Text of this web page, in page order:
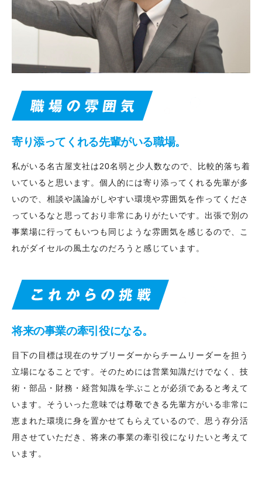
寄り添ってくれる先輩がいる職場。
私がいる名古屋支社は20名弱と少人数なので、比較的落ち着
いていると思います。個人的には寄り添ってくれる先輩が多
いので、相談や議論がしやすい環境や雰囲気を作ってくださ
っているなと思っており非常にありがたいです。出張で別の
事業場に行ってもいつも同じような雰囲気を感じるので、こ
れがダイセルの風土なのだろうと感じています。
将来の事業の牽引役になる。
目下の目標は現在のサブリーダーからチームリーダーを担う
立場になることです。そのためには営業知識だけでなく、技
術・部品・財務・経営知識を学ぶことが必須であると考えて
います。そういった意味では尊敬できる先輩方がいる非常に
恵まれた環境に身を置かせてもらえているので、思う存分活
用させていただき、将来の事業の牽引役になりたいと考えて
います。